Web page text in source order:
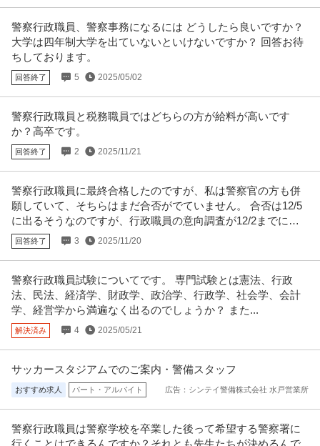
警察行政職員、警察事務になるには どうしたら良いですか？
大学は四年制大学を出ていないといけないですか？ 回答お待
ちしております。
回答終了 5 2025/05/02
警察行政職員と税務職員ではどちらの方が給料が高いです
か？高卒です。
回答終了 2 2025/11/21
警察行政職員に最終合格したのですが、私は警察官の方も併
願していて、そちらはまだ合否がでていません。 合否は12/5
に出るそうなのですが、行政職員の意向調査が12/2までに提
出らしいです。
回答終了 3 2025/11/20
警察行政職員試験についてです。 専門試験とは憲法、行政
法、民法、経済学、財政学、政治学、行政学、社会学、会計
学、経営学から満遍なく出るのでしょうか？ また...
解決済み 4 2025/05/21
サッカースタジアムでのご案内・警備スタッフ
おすすめ求人 パート・アルバイト 広告：シンテイ警備株式会社 水戸営業所
警察行政職員は警察学校を卒業した後って希望する警察署に